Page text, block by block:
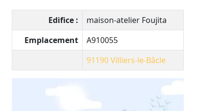
Edifice :
maison-atelier Foujita
Emplacement
A910055
91190Villiers-le-Bâcle